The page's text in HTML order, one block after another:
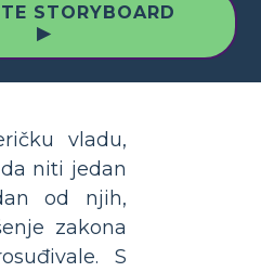
STORYBOARD
▶
vladu,
niti jedan
od njih,
zakona
S